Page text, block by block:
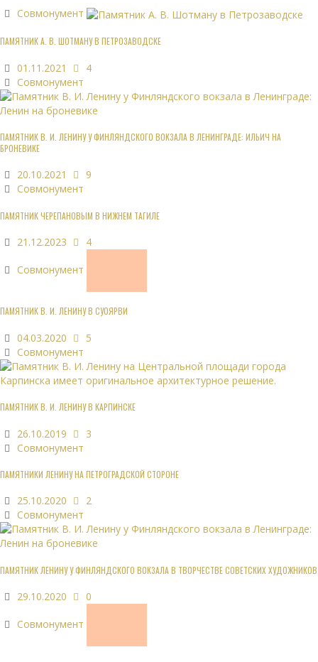
Совмонумент
ПАМЯТНИК А. В. ШОТМАНУ В ПЕТРОЗАВОДСКЕ
01.11.2021
4
Совмонумент
ПАМЯТНИК В. И. ЛЕНИНУ У ФИНЛЯНДСКОГО ВОКЗАЛА В ЛЕНИНГРАДЕ: ИЛЬИЧ НА
БРОНЕВИКЕ
20.10.2021
9
Совмонумент
ПАМЯТНИК ЧЕРЕПАНОВЫМ В НИЖНЕМ ТАГИЛЕ
21.12.2023 4
Совмонумент
ПАМЯТНИК В. И. ЛЕНИНУ В СУОЯРВИ
04.03.2020
5
Совмонумент
ПАМЯТНИК В. И. ЛЕНИНУ В КАРПИНСКЕ
26.10.2019
3
Совмонумент
ПАМЯТНИКИ ЛЕНИНУ НА ПЕТРОГРАДСКОЙ СТОРОНЕ
25.10.2020
2
Совмонумент
ПАМЯТНИК ЛЕНИНУ У ФИНЛЯНДСКОГО ВОКЗАЛА В ТВОРЧЕСТВЕ СОВЕТСКИХ ХУДОЖНИКОВ
29.10.2020 0
Совмонумент